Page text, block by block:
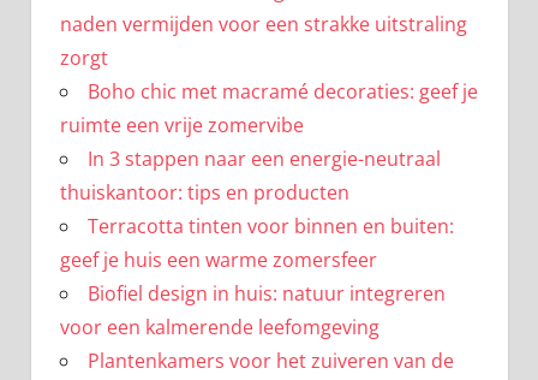
naden vermijden voor een strakke uitstraling
zorgt
Boho chic met macramé decoraties: geef je
ruimte een vrije zomervibe
In 3 stappen naar een energie-neutraal
thuiskantoor: tips en producten
Terracotta tinten voor binnen en buiten:
geef je huis een warme zomersfeer
Biofiel design in huis: natuur integreren
voor een kalmerende leefomgeving
Plantenkamers voor het zuiveren van de